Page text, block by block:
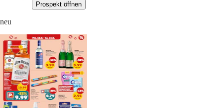
Prospekt öffnen
neu